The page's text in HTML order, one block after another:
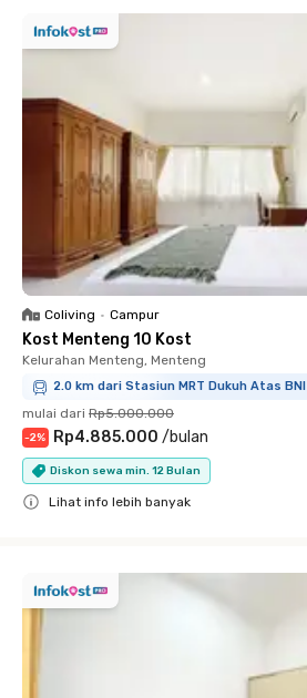
Coliving • Campur
Kost Menteng 10 Kost
Kelurahan Menteng, Menteng
2.0 km dari Stasiun MRT Dukuh Atas BNI
mulai dari Rp5.000.000
-2% Rp4.885.000 /bulan
Diskon sewa min. 12 Bulan
Lihat info lebih banyak